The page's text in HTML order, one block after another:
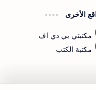
الأخرى
مكتبتي بي دي اف
مكتبة الكتب